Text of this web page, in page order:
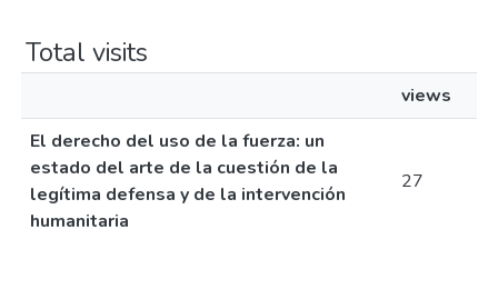
Total visits
views
El derecho del uso de la fuerza: un
estado del arte de la cuestión de la
legítima defensa y de la intervención
humanitaria
27